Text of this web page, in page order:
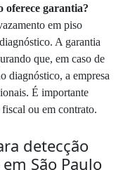
oferece garantia?
em piso
A garantia
que, em caso de
diagnóstico, a empresa
É importante
ou em contrato.
detecção
São Paulo